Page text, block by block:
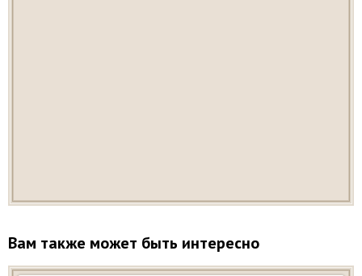
Вам также может быть интересно